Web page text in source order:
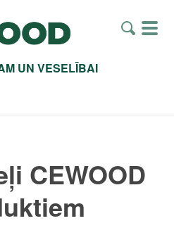
UN VESELĪBAI
CEWOOD